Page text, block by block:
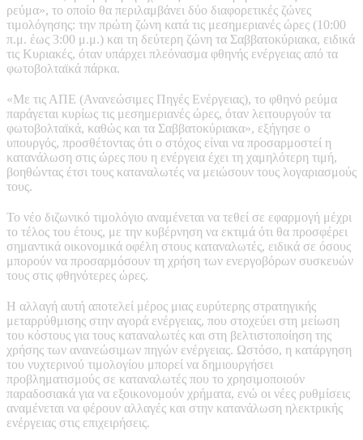
ρεύμα», το οποίο θα περιλαμβάνει δύο διαφορετικές ζώνες
τιμολόγησης: την πρώτη ζώνη κατά τις μεσημεριανές ώρες (10:00
π.μ. έως 3:00 μ.μ.) και τη δεύτερη ζώνη τα Σαββατοκύριακα, ειδικά
τις Κυριακές, όταν υπάρχει πλεόνασμα φθηνής ενέργειας από τα
φωτοβολταϊκά πάρκα.
«Με τις ΑΠΕ (Ανανεώσιμες Πηγές Ενέργειας), το φθηνό ρεύμα
παράγεται κυρίως τις μεσημεριανές ώρες, όταν λειτουργούν τα
φωτοβολταϊκά, καθώς και τα Σαββατοκύριακα», εξήγησε ο
υπουργός, προσθέτοντας ότι ο στόχος είναι να προσαρμοστεί η
κατανάλωση στις ώρες που η ενέργεια έχει τη χαμηλότερη τιμή,
βοηθώντας έτσι τους καταναλωτές να μειώσουν τους λογαριασμούς
τους.
Το νέο διζωνικό τιμολόγιο αναμένεται να τεθεί σε εφαρμογή μέχρι
το τέλος του έτους, με την κυβέρνηση να εκτιμά ότι θα προσφέρει
σημαντικά οικονομικά οφέλη στους καταναλωτές, ειδικά σε όσους
μπορούν να προσαρμόσουν τη χρήση των ενεργοβόρων συσκευών
τους στις φθηνότερες ώρες.
Η αλλαγή αυτή αποτελεί μέρος μιας ευρύτερης στρατηγικής
μεταρρύθμισης στην αγορά ενέργειας, που στοχεύει στη μείωση
του κόστους για τους καταναλωτές και στη βελτιστοποίηση της
χρήσης των ανανεώσιμων πηγών ενέργειας. Ωστόσο, η κατάργηση
του νυχτερινού τιμολογίου μπορεί να δημιουργήσει
προβληματισμούς σε καταναλωτές που το χρησιμοποιούν
παραδοσιακά για να εξοικονομούν χρήματα, ενώ οι νέες ρυθμίσεις
αναμένεται να φέρουν αλλαγές και στην κατανάλωση ηλεκτρικής
ενέργειας στις επιχειρήσεις.